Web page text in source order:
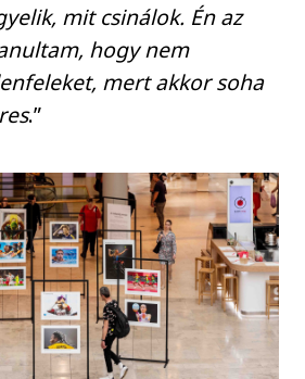
mit csinálok. Én az
hogy nem
mert akkor soha
.”